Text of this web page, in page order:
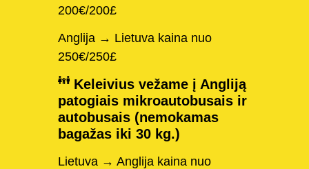
200€/200£
Anglija → Lietuva kaina nuo
250€/250£
Keleivius vežame į Angliją
patogiais mikroautobusais ir
autobusais (nemokamas
bagažas iki 30 kg.)
Lietuva → Anglija kaina nuo